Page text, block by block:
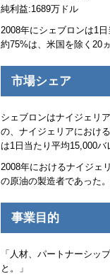
純利益:1689万ドル
2008年にシェブロンは1
約75%は、米国を除く20
市場シェア
シェブロンはナイジェリ
の、ナイジェリアにおけ
は1日当たり平均15,000バ
2008年におけるナイジェ
の原油の製造者であった
事業目的
「人材、パートナーシッ
と。」